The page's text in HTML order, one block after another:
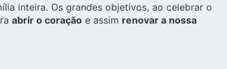
inteira. Os grandes objetivos, ao celebrar o
abrir o coração e assim renovar a nossa